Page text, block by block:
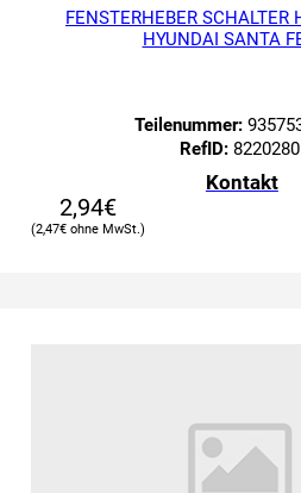
FENSTERHEBER SCHALTER
HYUNDAI SANTA
Teilenummer:
RefID:8220280
Kontakt
2,94€
2,47€